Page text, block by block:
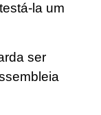
la um
ser